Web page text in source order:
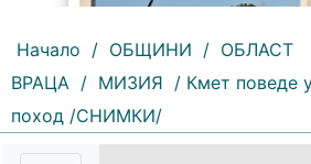
юношеските отбори на "Мизия" /
бъде открит градския стадион в
Кнежа. Спортното съоръжение
носи името на легендарния
вратар от близкото минало
Начало / ОБЩИНИ / ОБЛАСТ
ВРАЦА / МИЗИЯ / Кмет поведе
поход /СНИМКИ/